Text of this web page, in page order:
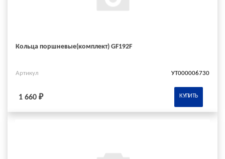
Кольца поршневые(комплект) GF192F
Артикул УТ000006730
1 660 ₽ КУПИТЬ